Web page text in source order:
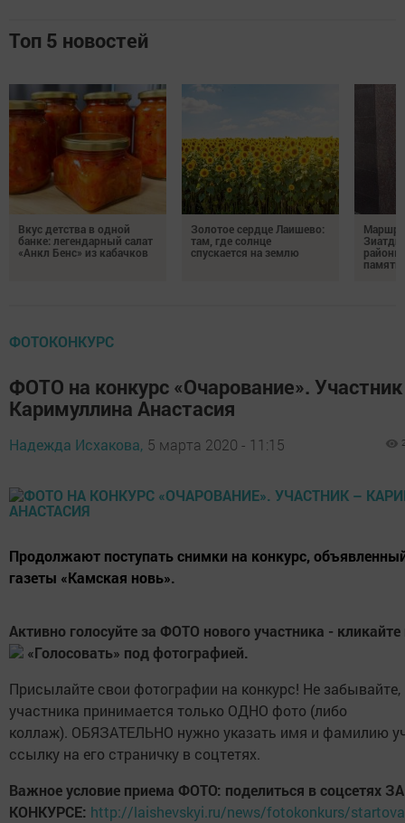
Топ 5 новостей
Вкус детства в одной
банке: легендарный салат
«Анкл Бенс» из кабачков
Золотое сердце Лаишево:
там, где солнце
спускается на землю
районы
память
ФОТОКОНКУРС
ФОТО на конкурс «Очарование».
Каримуллина Анастасия
Надежда Исхакова, 5 марта 2020 - 11:15
Продолжают поступать снимки на конкурс,
газеты «Камская новь».
Активно голосуйте за ФОТО нового участника - кликайте
«Голосовать» под фотографией.
Присылайте свои фотографии на конкурс! Не забывайте,
участника принимается только ОДНО фото (либо
коллаж). ОБЯЗАТЕЛЬНО нужно указать имя и фамилию
ссылку на его страничку в соцтетях.
Важное условие приема ФОТО: поделиться в соцсетях
КОНКУРСЕ: http://laishevskyi.ru/news/fotokonkurs/